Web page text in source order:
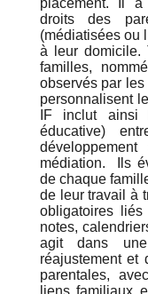
droits des
(médiatisées ou
à leur domicile.
familles,
observés par
personnalisent
IF inclut ainsi
éducative)
médiation. Ils
de chaque
de leur travail à
obligatoires
notes,
agit dans
réajustement et
parentales,
liens familiaux